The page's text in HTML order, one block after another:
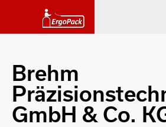
Brehm
GmbH & Co.